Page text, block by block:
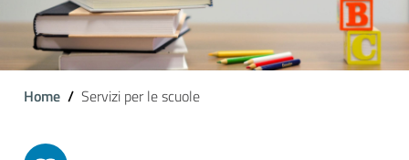
Home Servizi per le scuole